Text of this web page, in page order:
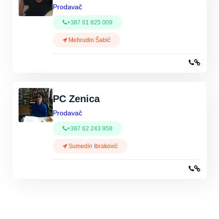
Prodavač
+387 61 825 009
Mehrudin Šabić
PC Zenica
Prodavač
+387 62 243 958
Sumedin Ibraković